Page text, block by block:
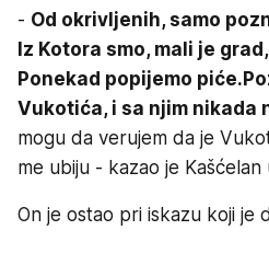
- Od okrivljenih, samo
Iz Kotora smo, mali je
Ponekad popijemo piće.
Vukotića, i sa njim nikada
mogu da verujem da je
me ubiju - kazao je Kašćelan
On je ostao pri iskazu koji je